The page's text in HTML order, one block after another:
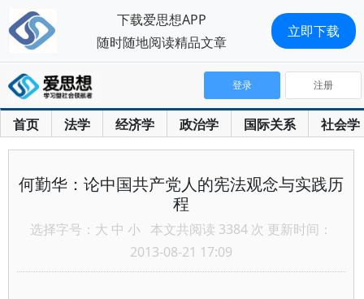
首页 法学 经济学 政治学 国际关系 社会学
登录 注册
何勤华：论中国共产党人的宪法观念与实践历
程
选择字号： 大 中 小 本文共阅读 3384 次 更新时间：
2013-08-21 17:09
下载爱思想APP
随时随地阅读精品文章
立即下载